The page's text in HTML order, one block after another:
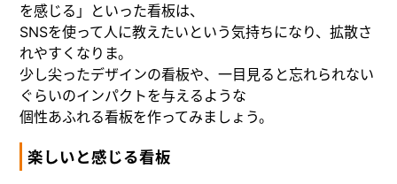
を感じる」といった看板は、
SNSを使って人に教えたいという気持ちになり、拡散さ
れやすくなりま。
少し尖ったデザインの看板や、一目見ると忘れられない
ぐらいのインパクトを与えるような
個性あふれる看板を作ってみましょう。
楽しいと感じる看板